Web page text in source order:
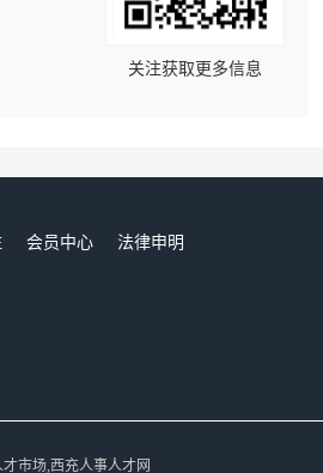
关注获取更多信息
会员中心
法律申明
市场,西充人事人才网